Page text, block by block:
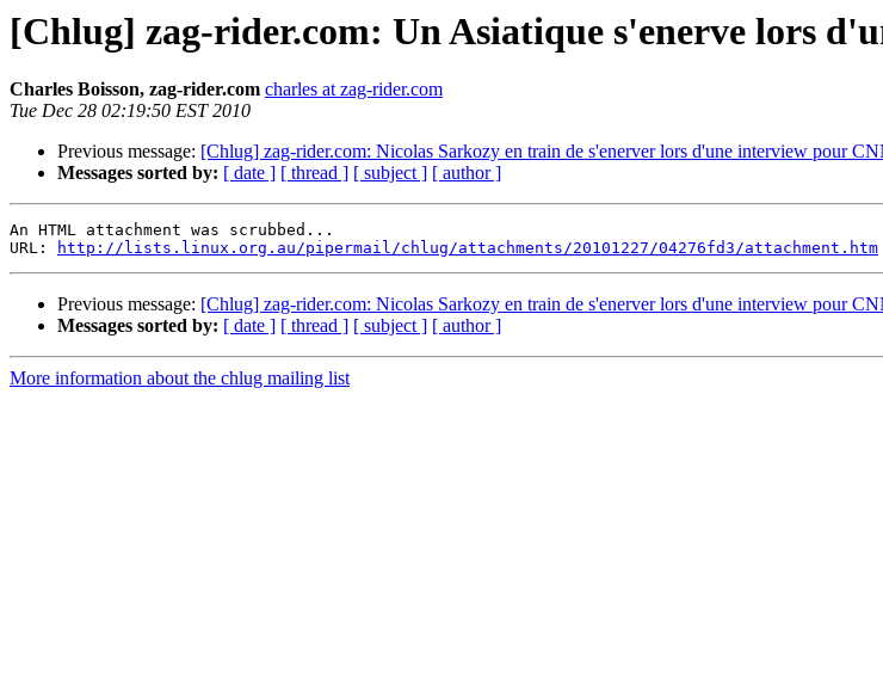
[Chlug] zag-rider.com: Un Asiatique s'enerve lors
Charles Boisson, zag-rider.com charles at zag-rider.com
Tue Dec 28 02:19:50 EST 2010
Previous message: [Chlug] zag-rider.com: Nicolas Sarkozy en train de s'enerver lors d'une interview pour
Messages sorted by: [ date ] [ thread ] [ subject ] [ author ]
An HTML attachment was scrubbed...
URL:
http://lists.linux.org.au/pipermail/chlug/attachments/20101227/04276fd3/attachment.htm
Previous message: [Chlug] zag-rider.com: Nicolas Sarkozy en train de s'enerver lors d'une interview pour
Messages sorted by: [ date ] [ thread ] [ subject ] [ author ]
More information about the chlug mailing list